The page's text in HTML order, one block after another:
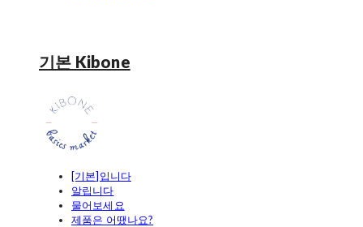
기본 Kibone
[기본]입니다
알립니다
물어보세요
제품은 어땠나요?